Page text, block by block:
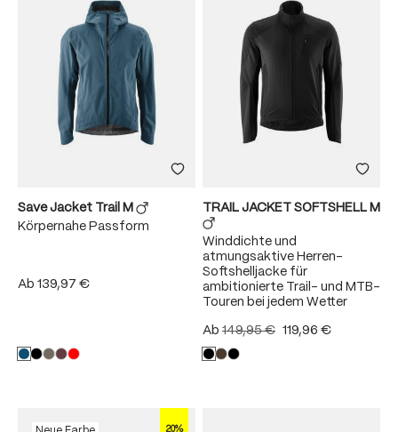
Save Jacket Trail M
Körpernahe Passform
Ab 139,97 €
TRAIL JACKET SOFTSHELL M
Winddichte und
atmungsaktive Herren-
Softshelljacke für
ambitionierte Trail- und MTB-
Touren bei jedem Wetter
Ab 149,95 € 119,96 €
20%